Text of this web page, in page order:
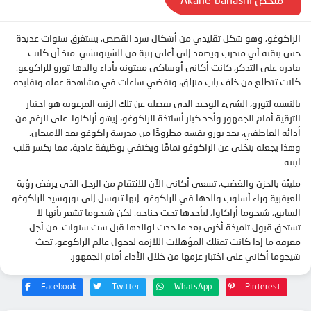
الراكوغو، وهو شكل تقليدي من أشكال سرد القصص، يستغرق سنوات عديدة
حتى يتقنه أي متدرب ويصعد إلى أعلى رتبة من الشينوتشي. منذ أن كانت
قادرة على التذكر، كانت أكاني أوساكي مفتونة بأداء والدها تورو للراكوغو.
كانت تتطلع من خلف باب منزلق، وتقضي ساعات في مشاهدة عمله وتقليده.
بالنسبة لتورو، الشيء الوحيد الذي يفصله عن تلك الرتبة المرغوبة هو اختبار
الترقية أمام الجمهور وأحد كبار أساتذة الراكوغو، إيشو أراكاوا. على الرغم من
أدائه العاطفي، يجد تورو نفسه مطرودًا من مدرسة راكوغو بعد الامتحان.
وهذا يجعله يتخلى عن الراكوغو تمامًا ويكتفي بوظيفة عادية، مما يكسر قلب
ابنته.
مليئة بالحزن والغضب، تسعى أكاني الآن للانتقام من الرجل الذي يرفض رؤية
العبقرية وراء أسلوب والدها في الراكوغو. إنها تتوسل إلى توروسيد الراكوغو
السابق، شيجوما أراكاوا، ليأخذها تحت جناحه. لكن شيجوما تشعر بأنها لا
تستحق قبول تلميذة أخرى بعد ما حدث لوالدها قبل ست سنوات. من أجل
معرفة ما إذا كانت تمتلك المؤهلات اللازمة لدخول عالم الراكوغو، تحث
شيجوما أكاني على اختبار عزمها من خلال الأداء أمام الجمهور.
Facebook Twitter WhatsApp Pinterest